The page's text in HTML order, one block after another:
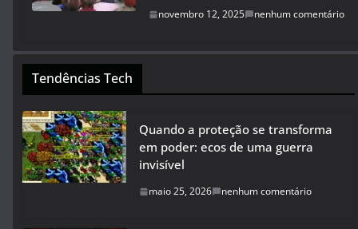
novembro 12, 2025 nenhum comentário
Tendências Tech
Quando a proteção se transforma
em poder: ecos de uma guerra
invisível
maio 25, 2026 nenhum comentário